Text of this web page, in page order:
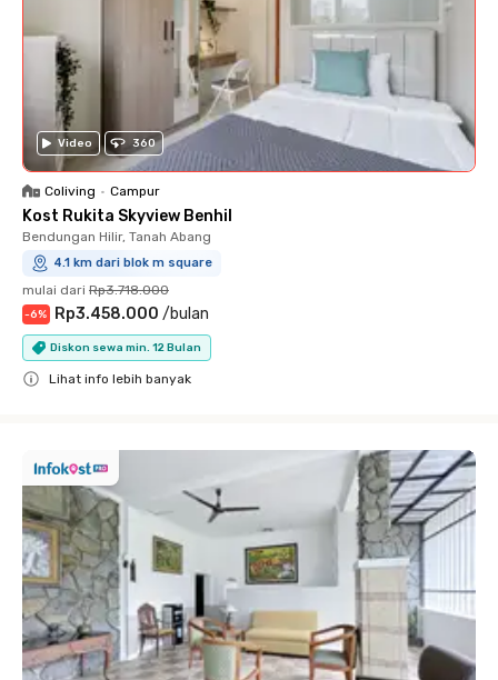
Video 360
Coliving • Campur
Kost Rukita Skyview Benhil
Bendungan Hilir, Tanah Abang
4.1 km dari blok m square
mulai dari Rp3.718.000
-6% Rp3.458.000 /bulan
Diskon sewa min. 12 Bulan
Lihat info lebih banyak